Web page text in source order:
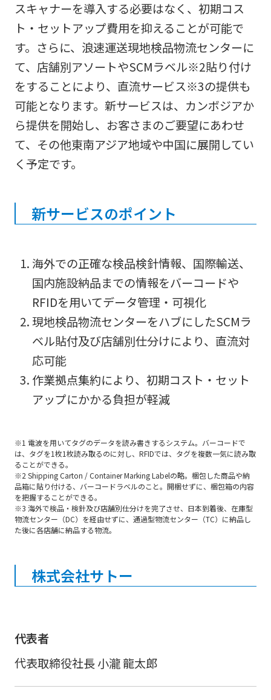
スキャナーを導入する必要はなく、初期コス
ト・セットアップ費用を抑えることが可能で
す。さらに、浪速運送現地検品物流センターに
て、店舗別アソートやSCMラベル※2貼り付け
をすることにより、直流サービス※3の提供も
可能となります。新サービスは、カンボジアか
ら提供を開始し、お客さまのご要望にあわせ
て、その他東南アジア地域や中国に展開してい
く予定です。
新サービスのポイント
海外での正確な検品検針情報、国際輸送、
国内施設納品までの情報をバーコードや
RFIDを用いてデータ管理・可視化
現地検品物流センターをハブにしたSCMラ
ベル貼付及び店舗別仕分けにより、直流対
応可能
作業拠点集約により、初期コスト・セット
アップにかかる負担が軽減
※1 電波を用いてタグのデータを読み書きするシステム。バーコードで
は、タグを1枚1枚読み取るのに対し、RFIDでは、タグを複数一気に読み取
ることができる。
※2 Shipping Carton / Container Marking Labelの略。梱包した商品や納
品箱に貼り付ける、バーコードラベルのこと。開梱せずに、梱包箱の内容
を把握することができる。
※3 海外で検品・検針及び店舗別仕分けを完了させ、日本到着後、在庫型
物流センター（DC）を経由せずに、通過型物流センター（TC）に納品し
た後に各店舗に納品する物流。
株式会社サトー
代表者
代表取締役社長 小瀧 龍太郎